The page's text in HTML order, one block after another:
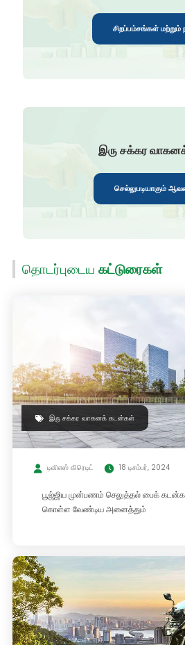
சிறப்பம்சங்கள்
இரு சக்கர
செல்லுபடியாகும்
தொடர்புடைய கட்டுரைகள்
இரு சக்கர வாகனக் கடன்கள்
டிவிஎஸ் கிரெடிட் 18 டிசம்பர், 2024
பூஜ்ஜிய முன்பணம் செலுத்தல் பைக்
கொள்ள வேண்டிய அனைத்தும்